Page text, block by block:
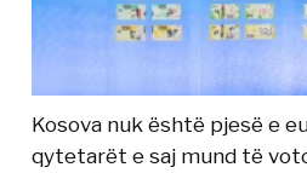
Kosova nuk është pjesë e
qytetarët e saj mund të